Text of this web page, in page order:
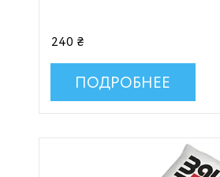
240 ₴
ПОДРОБНЕЕ